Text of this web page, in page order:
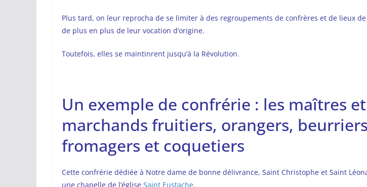
Plus tard, on leur reprocha de se limiter à des regroupements de confrères et de lieux de
de plus en plus de leur vocation d’origine.
Toutefois, elles se maintinrent jusqu’à la Révolution.
Un exemple de confrérie : les maîtres et
marchands fruitiers, orangers,
fromagers et coquetiers
Cette confrérie dédiée à Notre dame de bonne délivrance, Saint Christophe et Saint
une chapelle de l’église Saint Eustache.